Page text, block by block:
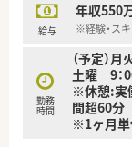
■ドクター
な疑義紹介
【職場環境と
■平均年齢
おっとりと
です。
給与
年収550
※経験・ス
勤務
時間
（予定）
土曜 9：
※休憩:実
間超60分
※1ヶ月単